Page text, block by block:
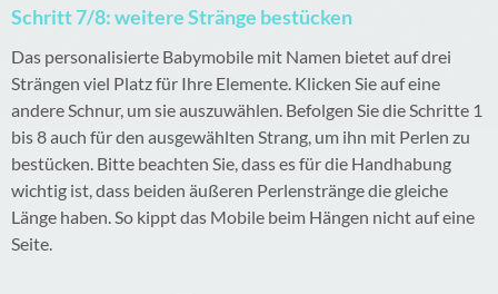
Schritt 7/8: weitere Stränge bestücken
Das personalisierte Babymobile mit Namen bietet auf drei
Strängen viel Platz für Ihre Elemente. Klicken Sie auf eine
andere Schnur, um sie auszuwählen. Befolgen Sie die Schritte 1
bis 8 auch für den ausgewählten Strang, um ihn mit Perlen zu
bestücken. Bitte beachten Sie, dass es für die Handhabung
wichtig ist, dass beiden äußeren Perlenstränge die gleiche
Länge haben. So kippt das Mobile beim Hängen nicht auf eine
Seite.